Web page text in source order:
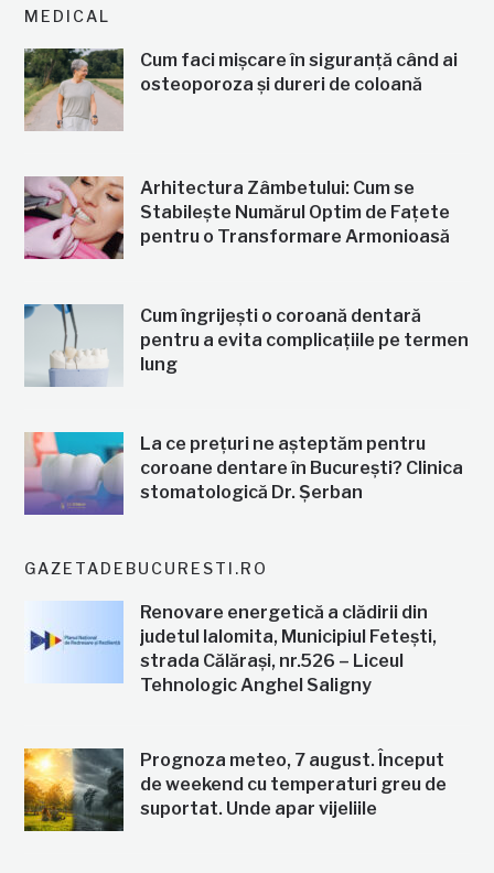
MEDICAL
Cum faci mișcare în siguranță când ai
osteoporoza și dureri de coloană
Arhitectura Zâmbetului: Cum se
Stabilește Numărul Optim de Fațete
pentru o Transformare Armonioasă
Cum îngrijești o coroană dentară
pentru a evita complicațiile pe termen
lung
La ce prețuri ne așteptăm pentru
coroane dentare în București? Clinica
stomatologică Dr. Șerban
GAZETADEBUCURESTI.RO
Renovare energetică a clădirii din
judetul Ialomita, Municipiul Fetești,
strada Călărași, nr.526 – Liceul
Tehnologic Anghel Saligny
Prognoza meteo, 7 august. Început
de weekend cu temperaturi greu de
suportat. Unde apar vijeliile